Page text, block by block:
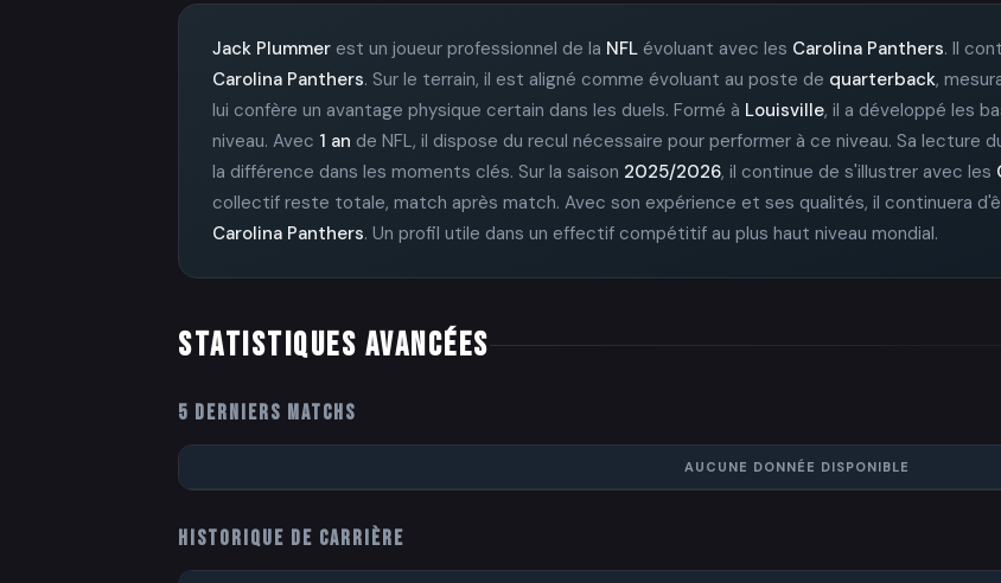
Jack Plummer est un joueur professionnel de la NFL évoluant avec les Carolina Panthers. Il
Carolina Panthers. Sur le terrain, il est aligné comme évoluant au poste de quarterback,
lui confère un avantage physique certain dans les duels. Formé à Louisville, il a développé les
niveau. Avec 1 an de NFL, il dispose du recul nécessaire pour performer à ce niveau. Sa
la différence dans les moments clés. Sur la saison 2025/2026, il continue de s'illustrer avec les
collectif reste totale, match après match. Avec son expérience et ses qualités, il continuera
Carolina Panthers. Un profil utile dans un effectif compétitif au plus haut niveau mondial.
STATISTIQUES AVANCÉES
5 DERNIERS MATCHS
AUCUNE DONNÉE DISPONIBLE
HISTORIQUE DE CARRIÈRE